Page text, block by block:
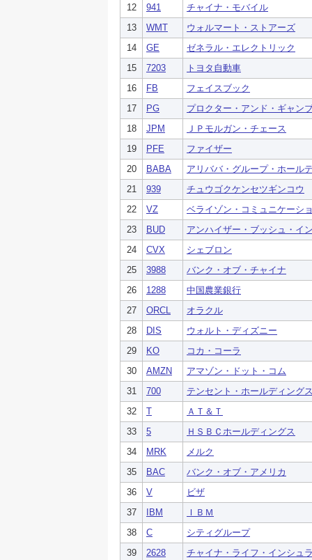
12 941
チャイナ・モバイル
13
WMT
ウォルマート・ストアーズ
14
GE
ゼネラル・エレクトリック
15
7203
トヨタ自動車
16
FB
フェイスブック
17
PG
プロクター・アンド・ギャン
18
JPM
ＪＰモルガン・チェース
19
PFE
ファイザー
20
BABA
アリババ・グループ・ホール
21
939
チュウゴクケンセツギンコウ
22
VZ
ベライゾン・コミュニケーシ
23
BUD
アンハイザー・ブッシュ・イ
24
CVX
シェブロン
25
3988
バンク・オブ・チャイナ
26
1288
中国農業銀行
27
ORCL
オラクル
28
DIS
ウォルト・ディズニー
29
KO
コカ・コーラ
30
AMZN
アマゾン・ドット・コム
31
700
テンセント・ホールディング
32
T
ＡＴ＆Ｔ
33
5
ＨＳＢＣホールディングス
34
MRK
メルク
35
BAC
バンク・オブ・アメリカ
36
V
ビザ
37
IBM
ＩＢＭ
38
C
シティグループ
39
2628
チャイナ・ライフ・インシュ